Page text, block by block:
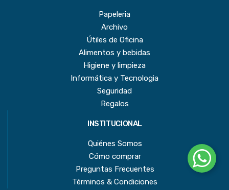
Papeleria
Archivo
Útiles de Oficina
Alimentos y bebidas
Higiene y limpieza
Informática y Tecnologia
Seguridad
Regalos
INSTITUCIONAL
Quiénes Somos
Cómo comprar
Preguntas Frecuentes
Términos & Condiciones